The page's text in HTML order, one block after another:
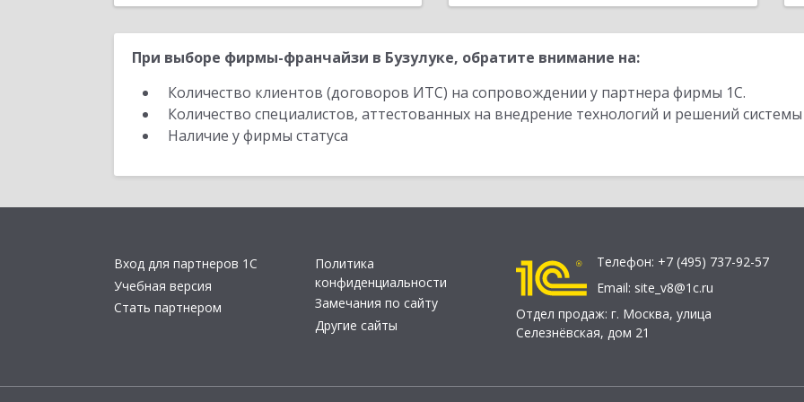
При выборе фирмы-франчайзи в Бузулуке, обратите внимание на:
Количество клиентов (договоров ИТС) на сопровождении у партнера фирмы 1С.
Количество специалистов, аттестованных на внедрение технологий и решений
Наличие у фирмы статуса
Вход для партнеров 1С
Учебная версия
Стать партнером
Политика
конфиденциальности
Замечания по сайту
Другие сайты
Телефон: +7 (495) 737-92-57
Email: site_v8@1c.ru
Отдел продаж: г. Москва, улица
Селезнёвская, дом 21